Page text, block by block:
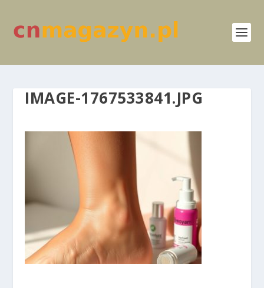
IMAGE-1767533841.JPG